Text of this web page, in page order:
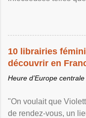
10 librairies
découvrir en
Heure d’Europe centrale
"On voulait que
de rendez-vous, un